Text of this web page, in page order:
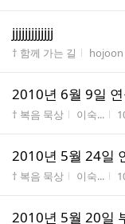
jjjjjjjjjjjjj
게시판명
† 함께 가는 길 작성자
hojoon
2010년 6월 9일
게시판명
† 복음 묵상 작성자
이숙...
2010년 5월 24일
게시판명
† 복음 묵상 작성자
이숙...
2010년 5월 20일